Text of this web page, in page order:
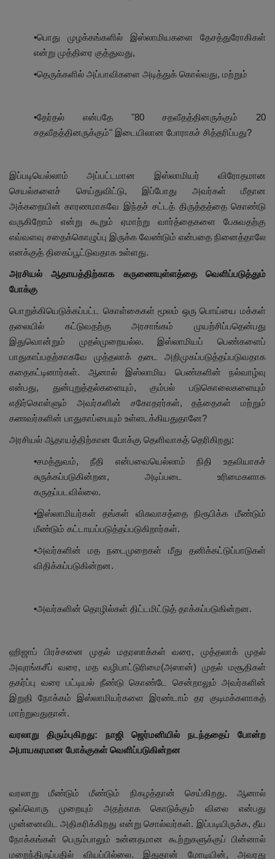
•பொது முழக்கங்களில் இஸ்லாமியகளை தேசத்துரோகிகள்
என்று முத்திரை குத்துவது,
•தெருக்களில் அப்பாவிகளை அடித்துக் கொல்வது, மற்றும்
•தேர்தல் என்பதே "80 சதவீதத்தினருக்கும் 20
சதவீதத்தினருக்கும்" இடையிலான போராகச் சித்தரிப்பது?
இப்படியெல்லாம் அப்பட்டமான இஸ்லாமியர் விரோதமான
செயல்களைச் செய்துவிட்டு, இப்போது அவர்கள் மீதான
அக்கறையின் காரணமாகவே இந்தச் சட்டத் திருத்தத்தை கொண்டு
வருகிறோம் என்று கூறும் ஏமாற்று வார்த்தைகளை பேசுவதற்கு
எவ்வளவு சதைக்கொழுப்பு இருக்க வேண்டும் என்பதை நினைத்தாலே
எனக்குத் திகைப்பூட்டுவதாக உள்ளது.
அரசியல் ஆதாயத்திற்காக கருணையுள்ளத்தை வெளிப்படுத்தும்
போக்கு
பொறுக்கியெடுக்கப்பட்ட கொள்கைகள் மூலம் ஒரு பொய்யை மக்கள்
தலையில் கட்டுவதற்கு அரசாங்கம் முயற்சிப்பதென்பது
இதுவொன்றும் முதல்முறையல்ல. இஸ்லாமியப் பெண்களைப்
பாதுகாப்பதற்காகவே முத்தலாக் தடை அறிமுகப்படுத்தப்படுவதாக
கதைகட்டினார்கள். ஆனால் இஸ்லாமிய பெண்களின் நல்வாழ்வு
என்பது, துன்புறுத்தல்களையும், கும்பல் படுகொலைகளையும்
எதிர்கொள்ளும் அவர்களின் சகோதரர்கள், தந்தைகள் மற்றும்
கணவர்களின் பாதுகாப்பையும் உள்ளடக்கியதுதானே?
அரசியல் ஆதாயத்திற்கான போக்கு தெளிவாகத் தெரிகிறது:
•சமத்துவம், நீதி என்பவையெல்லாம் நிதி உதவியாகச்
சுருக்கப்படுகின்றன, அடிப்படை உரிமைகளாக
கருதப்படவில்லை.
•இஸ்லாமியர்கள் தங்கள் விசுவாசத்தை நிரூபிக்க மீண்டும்
மீண்டும் கட்டாயப்படுத்தப்படுகிறார்கள்.
•அவர்களின் மத நடைமுறைகள் மீது தனிக்கட்டுப்பாடுகள்
விதிக்கப்படுகின்றன.
•அவர்களின் தொழில்கள் திட்டமிட்டுத் தாக்கப்படுகின்றன.
ஹிஜாப் பிரச்சனை முதல் மதரஸாக்கள் வரை, முத்தலாக் முதல்
அவுரங்கசீப் வரை, மத வழிபாட்டுரிமை(அஸான்) முதல் மசூதிகள்
தகர்ப்பு வரை பட்டியல் நீண்டு கொண்டே சென்றாலும் அவர்களின்
இறுதி நோக்கம் இஸ்லாமியர்களை இரண்டாம் தர குடிமக்களாகத்
மாற்றுவதுதான்.
வரலாறு திரும்புகிறது: நாஜி ஜெர்மனியில் நடந்ததைப் போன்ற
அபாயகரமான போக்குகள் வெளிப்படுகின்றன
வரலாறு மீண்டும் மீண்டும் நிகழத்தான் செய்கிறது. ஆனால்
ஒவ்வொரு முறையும் அதற்காக கொடுக்கும் விலை என்பது
முன்னைவிட அதிகரிக்கிறது என்று சொல்வர்கள். இப்படியிருக்க, தீய
நோக்கங்கள் பெரும்பாலும் உன்னதமான கூற்றுகளுக்குப் பின்னால்
மறைந்திருப்பதில் வியப்பில்லை. இதுதான் மோடியின், அவரது